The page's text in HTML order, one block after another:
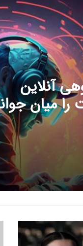
چرا گیمرها از PS5 Pro محصول